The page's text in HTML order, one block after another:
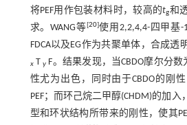
将PEF用作包装材料时，较高的tg和
求。WANG等[20]使用2,2,4,4-四甲基-
FDCA以及EG作为共聚单体，合成透
xTy F。结果发现，当CBDO摩尔分
性尤为出色，同时由于CBDO的刚
PEF；而环己烷二甲醇(CHDM)的加
型和环状结构所带来的刚性，使其